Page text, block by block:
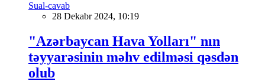
Sual-cavab
28 Dekabr 2024, 10:19
"Azərbaycan Hava Yolları" nın
təyyarəsinin məhv edilməsi qəsdən
olub